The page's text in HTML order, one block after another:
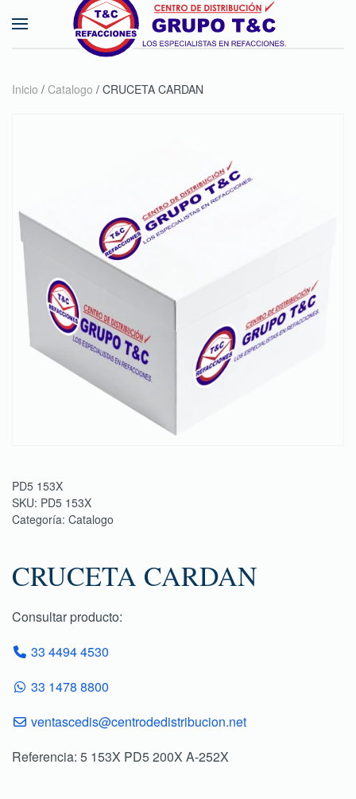
Skip to main content
Inicio / Catalogo / CRUCETA CARDAN
PD5 153X
SKU: PD5 153X
Categoría: Catalogo
CRUCETA CARDAN
Consultar producto:
33 4494 4530
33 1478 8800
ventascedis@centrodedistribucion.net
Referencia: 5 153X PD5 200X A-252X